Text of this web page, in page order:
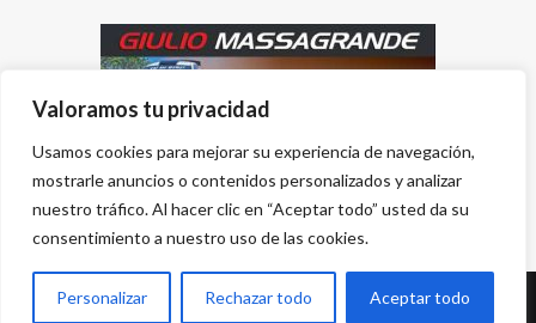
Valoramos tu privacidad
Usamos cookies para mejorar su experiencia de navegación,
mostrarle anuncios o contenidos personalizados y analizar
nuestro tráfico. Al hacer clic en “Aceptar todo” usted da su
consentimiento a nuestro uso de las cookies.
Personalizar Rechazar todo Aceptar todo
Desarrollado por